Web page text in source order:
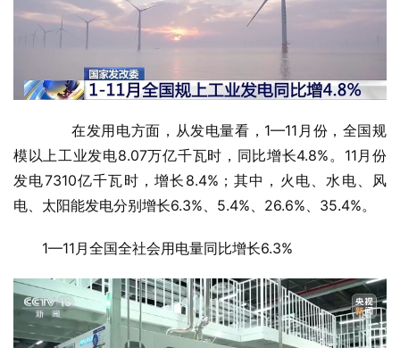
在发用电方面，从发电量看，1—11月份，全国规
模以上工业发电8.07万亿千瓦时，同比增长4.8%。11月份
发电7310亿千瓦时，增长8.4%；其中，火电、水电、风
电、太阳能发电分别增长6.3%、5.4%、26.6%、35.4%。
1—11月全国全社会用电量同比增长6.3%